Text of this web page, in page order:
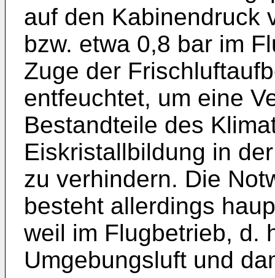
auf den Kabinendruck
bzw. etwa 0,8 bar im
Zuge der
entfeuchtet, um eine
Bestandteile des
Eiskristallbildung in
zu verhindern. Die
besteht allerdings
weil im Flugbetrieb, d.
Umgebungsluft und